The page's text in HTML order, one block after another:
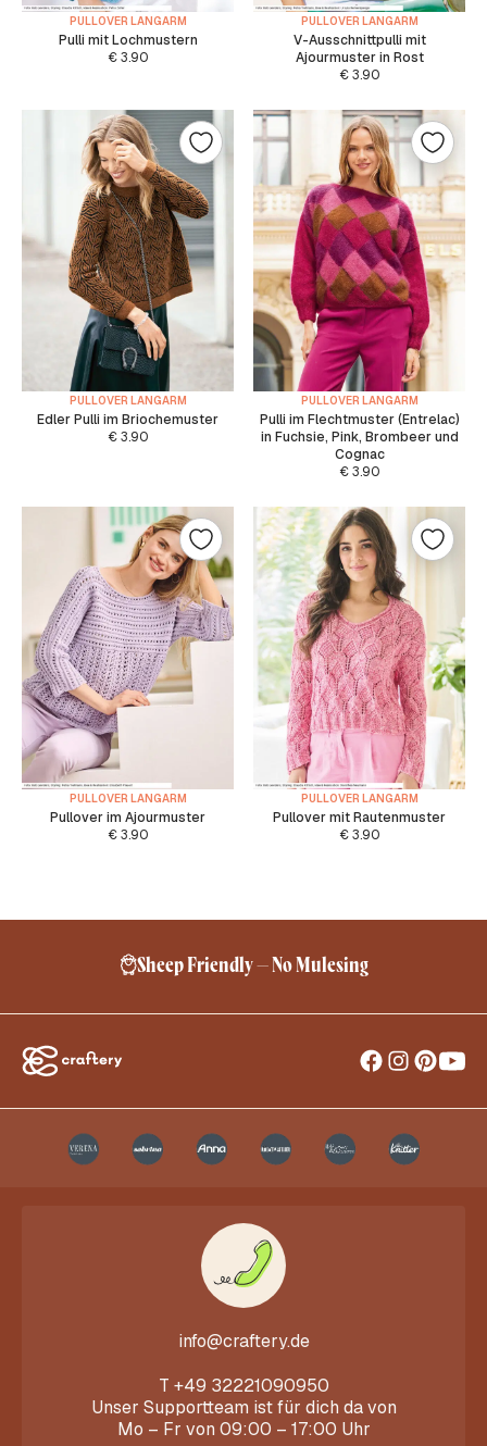
PULLOVER LANGARM
Pulli mit Lochmustern
€3.90
PULLOVER LANGARM
V-Ausschnittpulli mit
Ajourmuster in Rost
€3.90
PULLOVER LANGARM
Edler Pulli im Briochemuster
€3.90
PULLOVER LANGARM
Pulli im Flechtmuster (Entrelac)
in Fuchsie, Pink, Brombeer und
Cognac
€3.90
PULLOVER LANGARM
Pullover im Ajourmuster
€3.90
PULLOVER LANGARM
Pullover mit Rautenmuster
€3.90
Sheep Friendly – No Mulesing
info@craftery.de
T +49 32221090950
Unser Supportteam ist für dich da von
Mo – Fr von 09:00 – 17:00 Uhr